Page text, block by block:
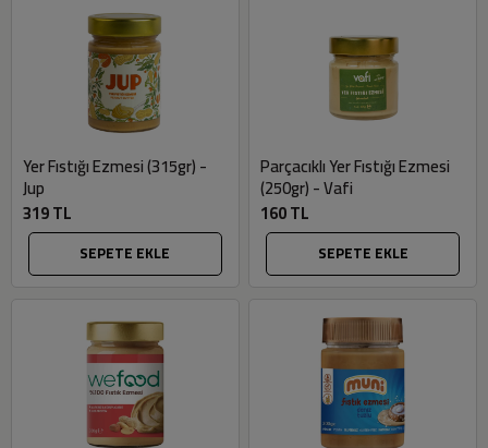
Yer Fıstığı Ezmesi (315gr) -
Jup
319 TL
SEPETE EKLE
Parçacıklı Yer Fıstığı Ezmesi
(250gr) - Vafi
160 TL
SEPETE EKLE